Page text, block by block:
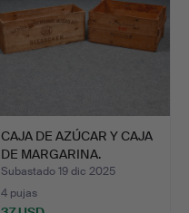
CAJA DE AZÚCAR Y CAJA
DE MARGARINA.
Subastado 19 dic 2025
4 pujas